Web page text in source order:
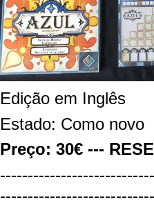
Edição em Inglês
Estado: Como novo
Preço: 30€ ---